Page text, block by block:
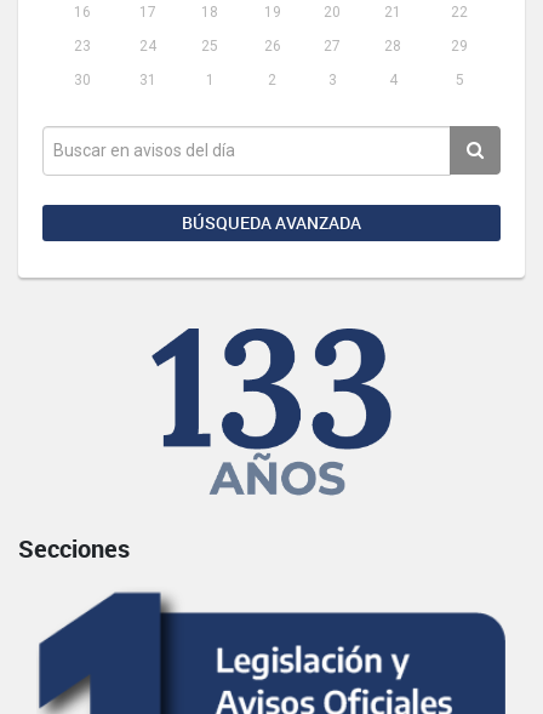
16
17 18 19 20 21
22
23
24 25 26 27 28
29
30
31 1 2 3 4 5
BÚSQUEDA AVANZADA
Secciones